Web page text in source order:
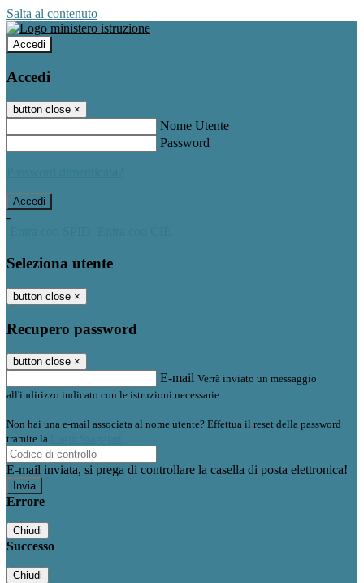
Salta al contenuto
Accedi
Accedi
button close ×
Nome Utente
Password
-
Seleziona utente
button close ×
Recupero password
button close ×
E-mail Verrà inviato un messaggio
all'indirizzo indicato con le istruzioni necessarie.
Non hai una e-mail associata al nome utente? Effettua il reset della password
tramite la
E-mail inviata, si prega di controllare la casella di posta elettronica!
Errore
Chiudi
Successo
Chiudi